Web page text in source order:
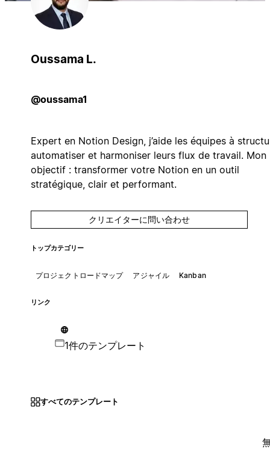
Oussama L.
@oussama1
Expert en Notion Design, j’aide les équipes à
automatiser et harmoniser leurs flux de travail. Mon
objectif : transformer votre Notion en un outil
stratégique, clair et performant.
クリエイターに問い合わせ
トップカテゴリー
プロジェクトロードマップ アジャイル Kanban
リンク
1件のテンプレート
すべてのテンプレート